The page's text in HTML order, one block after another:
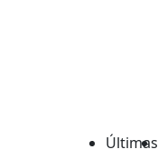
Últimas